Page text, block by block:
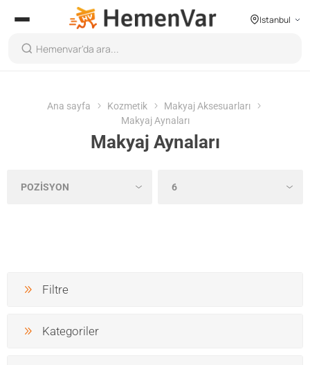
Istanbul
Ana sayfa Kozmetik
Makyaj Aksesuarları
Makyaj Aynaları
Makyaj Aynaları
Filtre
Kategoriler